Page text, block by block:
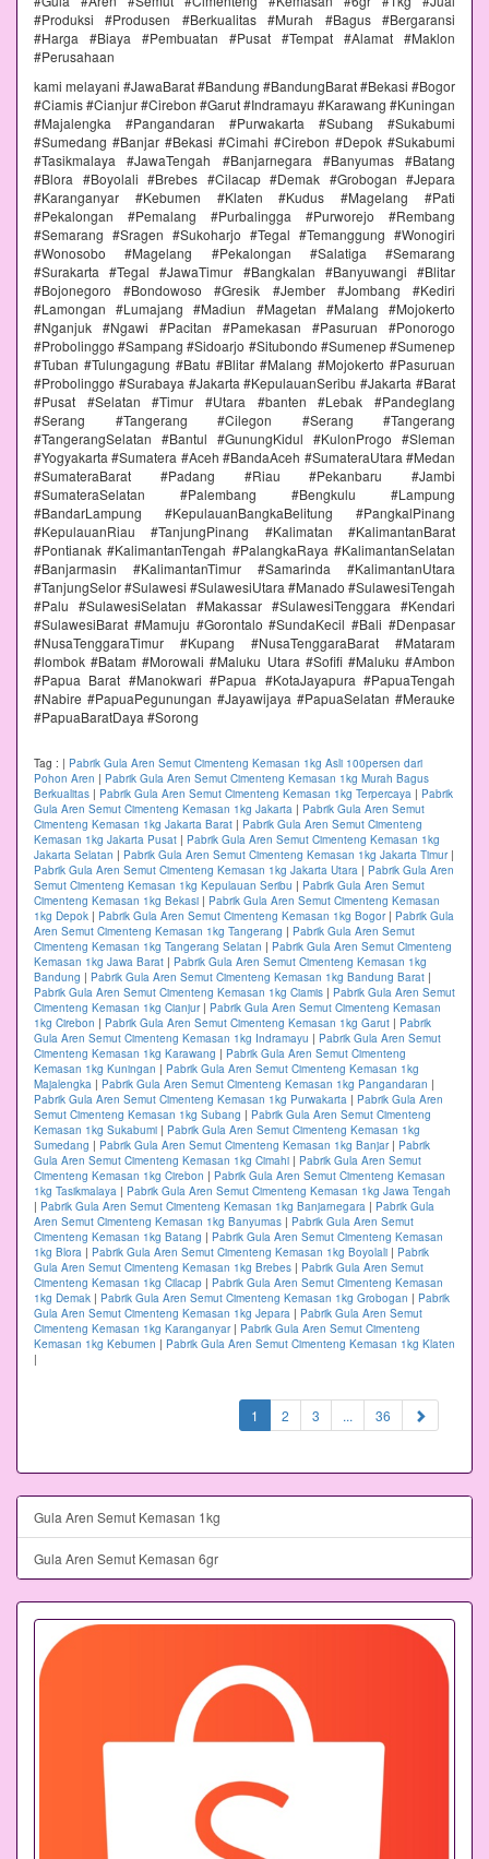
#Produksi #Produsen #Berkualitas #Murah #Bagus #Bergaransi
#Harga #Biaya #Pembuatan #Pusat #Tempat #Alamat #Maklon
#Perusahaan
kami melayani #JawaBarat #Bandung #BandungBarat #Bekasi #Bogor
#Ciamis #Cianjur #Cirebon #Garut #Indramayu #Karawang #Kuningan
#Majalengka #Pangandaran #Purwakarta #Subang #Sukabumi
#Sumedang #Banjar #Bekasi #Cimahi #Cirebon #Depok #Sukabumi
#Tasikmalaya #JawaTengah #Banjarnegara #Banyumas #Batang
#Blora #Boyolali #Brebes #Cilacap #Demak #Grobogan #Jepara
#Karanganyar #Kebumen #Klaten #Kudus #Magelang #Pati
#Pekalongan #Pemalang #Purbalingga #Purworejo #Rembang
#Semarang #Sragen #Sukoharjo #Tegal #Temanggung #Wonogiri
#Wonosobo #Magelang #Pekalongan #Salatiga #Semarang
#Surakarta #Tegal #JawaTimur #Bangkalan #Banyuwangi #Blitar
#Bojonegoro #Bondowoso #Gresik #Jember #Jombang #Kediri
#Lamongan #Lumajang #Madiun #Magetan #Malang #Mojokerto
#Nganjuk #Ngawi #Pacitan #Pamekasan #Pasuruan #Ponorogo
#Probolinggo #Sampang #Sidoarjo #Situbondo #Sumenep #Sumenep
#Tuban #Tulungagung #Batu #Blitar #Malang #Mojokerto #Pasuruan
#Probolinggo #Surabaya #Jakarta #KepulauanSeribu #Jakarta #Barat
#Pusat #Selatan #Timur #Utara #banten #Lebak #Pandeglang
#Serang #Tangerang #Cilegon #Serang #Tangerang
#TangerangSelatan #Bantul #GunungKidul #KulonProgo #Sleman
#Yogyakarta #Sumatera #Aceh #BandaAceh #SumateraUtara #Medan
#SumateraBarat #Padang #Riau #Pekanbaru #Jambi
#SumateraSelatan #Palembang #Bengkulu #Lampung
#BandarLampung #KepulauanBangkaBelitung #PangkalPinang
#KepulauanRiau #TanjungPinang #Kalimatan #KalimantanBarat
#Pontianak #KalimantanTengah #PalangkaRaya #KalimantanSelatan
#Banjarmasin #KalimantanTimur #Samarinda #KalimantanUtara
#TanjungSelor #Sulawesi #SulawesiUtara #Manado #SulawesiTengah
#Palu #SulawesiSelatan #Makassar #SulawesiTenggara #Kendari
#SulawesiBarat #Mamuju #Gorontalo #SundaKecil #Bali #Denpasar
#NusaTenggaraTimur #Kupang #NusaTenggaraBarat #Mataram
#lombok #Batam #Morowali #Maluku Utara #Sofifi #Maluku #Ambon
#Papua Barat #Manokwari #Papua #KotaJayapura #PapuaTengah
#Nabire #PapuaPegunungan #Jayawijaya #PapuaSelatan #Merauke
#PapuaBaratDaya #Sorong
Tag : | Pabrik Gula Aren Semut Cimenteng Kemasan 1kg Asli 100persen dari
Pohon Aren | Pabrik Gula Aren Semut Cimenteng Kemasan 1kg Murah Bagus
Berkualitas | Pabrik Gula Aren Semut Cimenteng Kemasan 1kg Terpercaya | Pabrik
Gula Aren Semut Cimenteng Kemasan 1kg Jakarta | Pabrik Gula Aren Semut
Cimenteng Kemasan 1kg Jakarta Barat | Pabrik Gula Aren Semut Cimenteng
Kemasan 1kg Jakarta Pusat | Pabrik Gula Aren Semut Cimenteng Kemasan 1kg
Jakarta Selatan | Pabrik Gula Aren Semut Cimenteng Kemasan 1kg Jakarta Timur|
Pabrik Gula Aren Semut Cimenteng Kemasan 1kg Jakarta Utara | Pabrik Gula Aren
Semut Cimenteng Kemasan 1kg Kepulauan Seribu | Pabrik Gula Aren Semut
Cimenteng Kemasan 1kg Bekasi | Pabrik Gula Aren Semut Cimenteng Kemasan
1kg Depok | Pabrik Gula Aren Semut Cimenteng Kemasan 1kg Bogor| Pabrik Gula
Aren Semut Cimenteng Kemasan 1kg Tangerang | Pabrik Gula Aren Semut
Cimenteng Kemasan 1kg Tangerang Selatan | Pabrik Gula Aren Semut Cimenteng
Kemasan 1kg Jawa Barat | Pabrik Gula Aren Semut Cimenteng Kemasan 1kg
Bandung | Pabrik Gula Aren Semut Cimenteng Kemasan 1kg Bandung Barat |
Pabrik Gula Aren Semut Cimenteng Kemasan 1kg Ciamis | Pabrik Gula Aren Semut
Cimenteng Kemasan 1kg Cianjur| Pabrik Gula Aren Semut Cimenteng Kemasan
1kg Cirebon | Pabrik Gula Aren Semut Cimenteng Kemasan 1kg Garut | Pabrik
Gula Aren Semut Cimenteng Kemasan 1kg Indramayu | Pabrik Gula Aren Semut
Cimenteng Kemasan 1kg Karawang | Pabrik Gula Aren Semut Cimenteng
Kemasan 1kg Kuningan | Pabrik Gula Aren Semut Cimenteng Kemasan 1kg
Majalengka | Pabrik Gula Aren Semut Cimenteng Kemasan 1kg Pangandaran |
Pabrik Gula Aren Semut Cimenteng Kemasan 1kg Purwakarta | Pabrik Gula Aren
Semut Cimenteng Kemasan 1kg Subang | Pabrik Gula Aren Semut Cimenteng
Kemasan 1kg Sukabumi | Pabrik Gula Aren Semut Cimenteng Kemasan 1kg
Sumedang | Pabrik Gula Aren Semut Cimenteng Kemasan 1kg Banjar| Pabrik
Gula Aren Semut Cimenteng Kemasan 1kg Cimahi | Pabrik Gula Aren Semut
Cimenteng Kemasan 1kg Cirebon | Pabrik Gula Aren Semut Cimenteng Kemasan
1kg Tasikmalaya | Pabrik Gula Aren Semut Cimenteng Kemasan 1kg Jawa Tengah
| Pabrik Gula Aren Semut Cimenteng Kemasan 1kg Banjarnegara | Pabrik Gula
Aren Semut Cimenteng Kemasan 1kg Banyumas | Pabrik Gula Aren Semut
Cimenteng Kemasan 1kg Batang | Pabrik Gula Aren Semut Cimenteng Kemasan
1kg Blora | Pabrik Gula Aren Semut Cimenteng Kemasan 1kg Boyolali | Pabrik
Gula Aren Semut Cimenteng Kemasan 1kg Brebes | Pabrik Gula Aren Semut
Cimenteng Kemasan 1kg Cilacap | Pabrik Gula Aren Semut Cimenteng Kemasan
1kg Demak | Pabrik Gula Aren Semut Cimenteng Kemasan 1kg Grobogan | Pabrik
Gula Aren Semut Cimenteng Kemasan 1kg Jepara | Pabrik Gula Aren Semut
Cimenteng Kemasan 1kg Karanganyar| Pabrik Gula Aren Semut Cimenteng
Kemasan 1kg Kebumen | Pabrik Gula Aren Semut Cimenteng Kemasan 1kg Klaten
|
1 (current)
2 3 ... 36
Gula Aren Semut Kemasan 1kg
Gula Aren Semut Kemasan 6gr